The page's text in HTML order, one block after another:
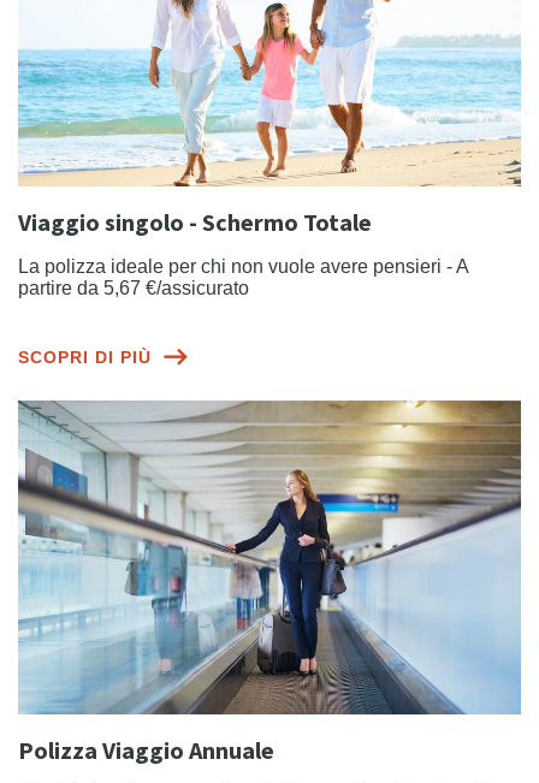
Viaggio singolo - Schermo Totale
La polizza ideale per chi non vuole avere pensieri - A
partire da 5,67 €/assicurato
SCOPRI DI PIÙ
Polizza Viaggio Annuale